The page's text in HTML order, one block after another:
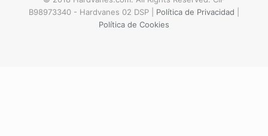
B98973340 - Hardvanes 02 DSP | Política de Privacidad
Política de Cookies